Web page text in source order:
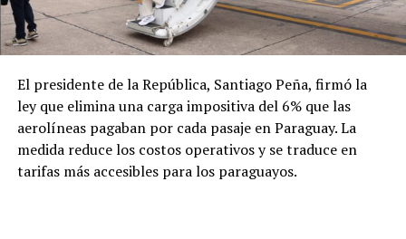
caso, precisó que el seguro de la empresa cubrirá
íntegramente los costos del proceso.
El presidente de la República, Santiago Peña, firmó la
ley que elimina una carga impositiva del 6% que las
aerolíneas pagaban por cada pasaje en Paraguay. La
medida reduce los costos operativos y se traduce en
tarifas más accesibles para los paraguayos.